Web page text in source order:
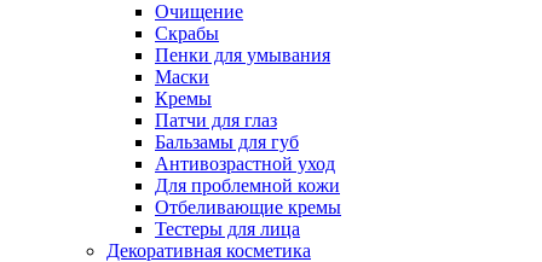
Очищение
Скрабы
Пенки для умывания
Маски
Кремы
Патчи для глаз
Бальзамы для губ
Антивозрастной уход
Для проблемной кожи
Oтбеливающие кремы
Тестеры для лица
Декоративная косметика